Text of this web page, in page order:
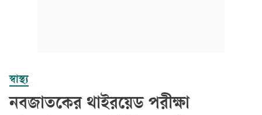
স্বাস্থ্য
নবজাতকের থাইরয়েড পরীক্ষা